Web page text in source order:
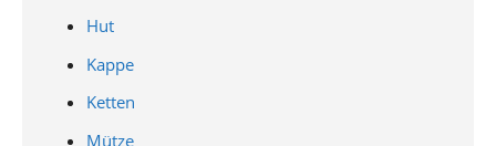
Hut
Kappe
Ketten
Mütze